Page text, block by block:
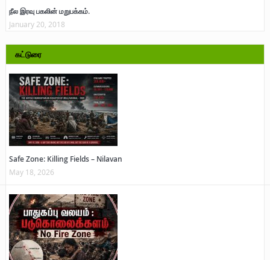
நீல இரவு பகலின் மறுபக்கம்.
January 20, 2018
கட்டுரை
Safe Zone: Killing Fields – Nilavan
May 18, 2026